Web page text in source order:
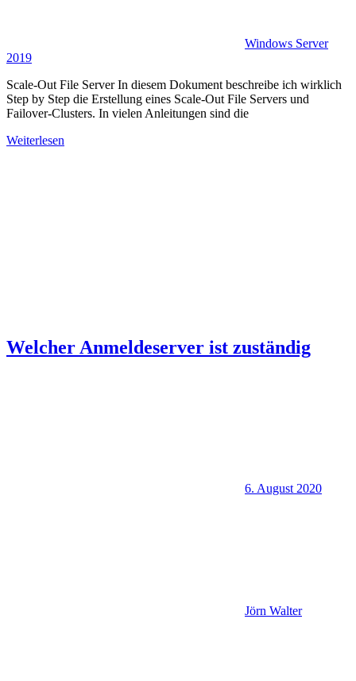
Windows Server
2019
Scale-Out File Server In diesem Dokument beschreibe ich wirklich
Step by Step die Erstellung eines Scale-Out File Servers und
Failover-Clusters. In vielen Anleitungen sind die
Weiterlesen
Welcher Anmeldeserver ist zuständig
6. August 2020
Jörn Walter